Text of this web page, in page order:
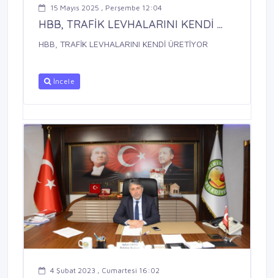
15 Mayıs 2025 , Perşembe 12:04
HBB, TRAFİK LEVHALARINI KENDİ ...
HBB, TRAFİK LEVHALARINI KENDİ ÜRETİYOR
İncele
4 Şubat 2023 , Cumartesi 16:02